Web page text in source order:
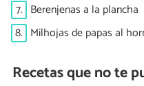
7. Berenjenas a la plancha
8. Milhojas de papas al
Recetas que no te